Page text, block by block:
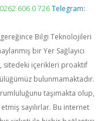
606 0 726 Telegram:
gereğince Bilgi Teknolojileri
bir Yer Sağlayıcı
sitedeki içerikleri proaktif
bulunmamaktadır.
taşımakta olup,
sayılırlar. Bu internet